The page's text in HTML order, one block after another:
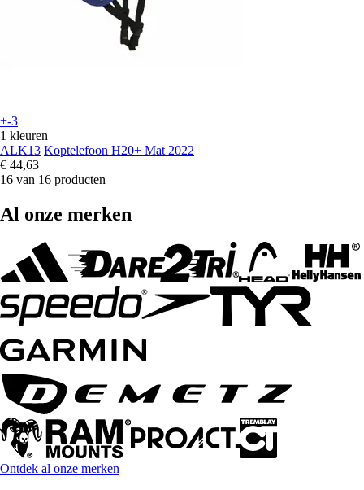
+-3
1 kleuren
ALK13 Koptelefoon H20+ Mat 2022
€ 44,63
16 van 16 producten
Al onze merken
Ontdek al onze merken